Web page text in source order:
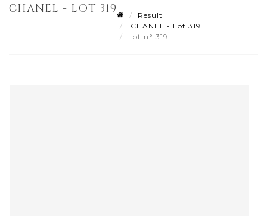
CHANEL - LOT 319
Result
CHANEL - Lot 319
Lot n° 319